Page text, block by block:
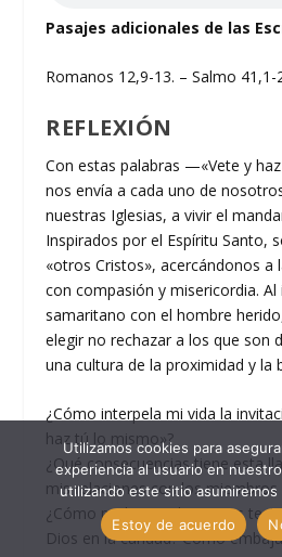
Pasajes adicionales de las
Romanos 12,9-13. – Salmo 41,1-
REFLEXIÓN
Con estas palabras —«Vete y
nos envía a cada uno de
nuestras Iglesias, a vivir el
Inspirados por el Espíritu Santo,
«otros Cristos», acercándonos a
con compasión y misericordia. Al
samaritano con el hombre
elegir no rechazar a los que son
una cultura de la proximidad y la
¿Cómo interpela mi vida la
haz tú lo mismo»?
¿Qué consecuencias tiene esta
mis relaciones con los miembros
¿Cómo podemos dar juntos
Dios en la caridad? Como
Utilizamos cookies para
experiencia al usuario en
utilizando este sitio
Estoy de acuerdo